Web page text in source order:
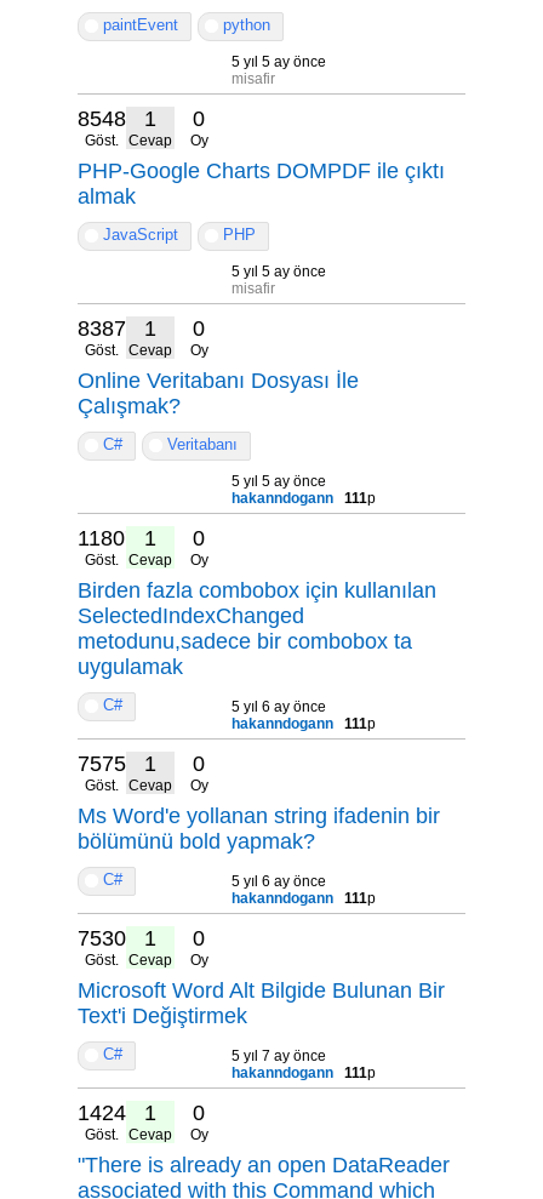
paintEvent python
5 yıl 5 ay önce
misafir
8548
Göst.
1
Cevap
0
Oy
PHP-Google Charts DOMPDF ile çıktı
almak
JavaScript PHP
5 yıl 5 ay önce
misafir
8387
Göst.
1
Cevap
0
Oy
Online Veritabanı Dosyası İle
Çalışmak?
C# Veritabanı
5 yıl 5 ay önce
hakanndogann
111p
11807
Göst.
1
Cevap
0
Oy
Birden fazla combobox için kullanılan
SelectedIndexChanged
metodunu,sadece bir combobox ta
uygulamak
C#
5 yıl 6 ay önce
hakanndogann
111p
7575
Göst.
1
Cevap
0
Oy
Ms Word'e yollanan string ifadenin bir
bölümünü bold yapmak?
C#
5 yıl 6 ay önce
hakanndogann
111p
7530
Göst.
1
Cevap
0
Oy
Microsoft Word Alt Bilgide Bulunan Bir
Text'i Değiştirmek
C#
5 yıl 7 ay önce
hakanndogann
111p
14242
Göst.
1
Cevap
0
Oy
"There is already an open DataReader
associated with this Command which